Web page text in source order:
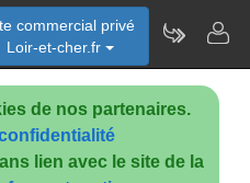
de nos partenaires.
lien avec le site de la
commercial privé
Loir-et-cher.fr